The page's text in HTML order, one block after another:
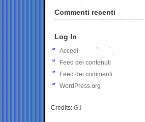
Commenti recenti
Log In
Accedi
Feed dei contenuti
Feed dei commenti
WordPress.org
Credits: G.I